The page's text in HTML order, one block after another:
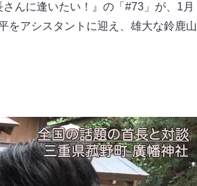
んに逢いたい！』の「#73」が、1月
をアシスタントに迎え、雄大な鈴鹿山